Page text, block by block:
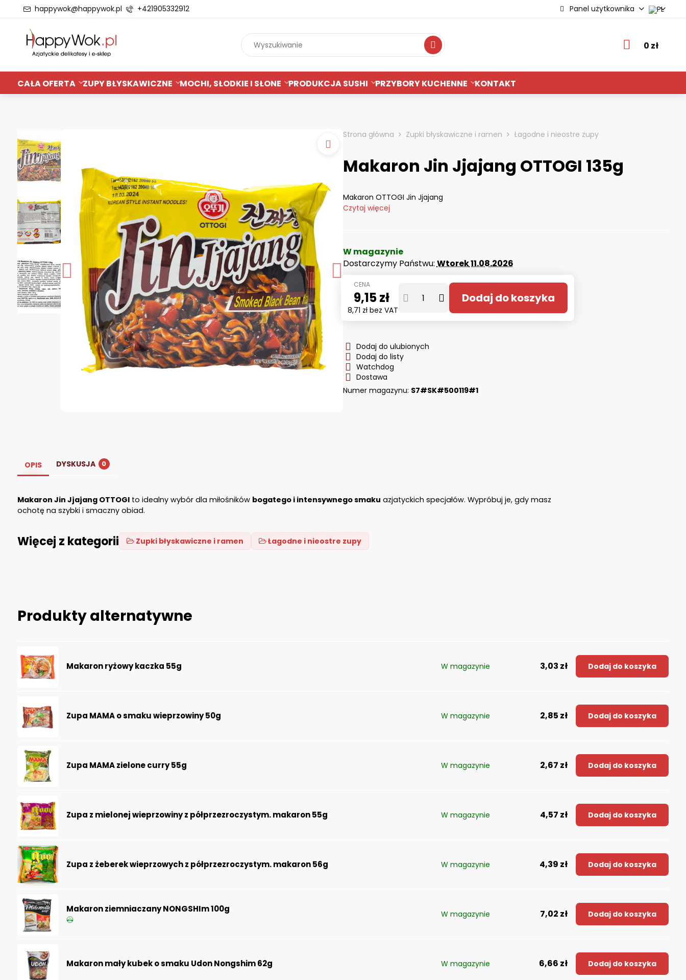
happywok@happywok.pl +421905332912 Panel użytkownika
Wyszukiwanie 0 zł
CAŁA OFERTA ZUPY BŁYSKAWICZNE MOCHI, SŁODKIE I SŁONE PRODUKCJA SUSHI PRZYBORY KUCHENNE KONTAKT
Strona główna Zupki błyskawiczne i ramen Łagodne i nieostre zupy
Makaron Jin Jjajang OTTOGI 135g
Makaron OTTOGI Jin Jjajang
Czytaj więcej
W magazynie
Dostarczymy Państwu:Wtorek11.08.2026
9,15 zł
8,71 zł bez VAT
Dodaj do koszyka
Dodaj do ulubionych
Dodaj do listy
Watchdog
Dostawa
Numer magazynu: S7#SK#500119#1
OPIS DYSKUSJA 0
Makaron Jin Jjajang OTTOGIto idealny wybór dla miłośników bogatego i intensywnego smaku azjatyckich specjałów. Wypróbuj je, gdy masz
ochotę na szybki i smaczny obiad.
Więcej z kategorii Zupki błyskawiczne i ramen Łagodne i nieostre zupy
Produkty alternatywne
Makaron ryżowy kaczka 55g W magazynie 3,03 zł Dodaj do koszyka
Zupa MAMA o smaku wieprzowiny 50g W magazynie 2,85 zł Dodaj do koszyka
Zupa MAMA zielone curry 55g W magazynie 2,67 zł Dodaj do koszyka
Zupa z mielonej wieprzowiny z półprzezroczystym. makaron 55g W magazynie 4,57 zł Dodaj do koszyka
Zupa z żeberek wieprzowych z półprzezroczystym. makaron 56g W magazynie 4,39 zł Dodaj do koszyka
Makaron ziemniaczany NONGSHIm 100g W magazynie 7,02 zł Dodaj do koszyka
Makaron mały kubek o smaku Udon Nongshim 62g W magazynie 6,66 zł Dodaj do koszyka